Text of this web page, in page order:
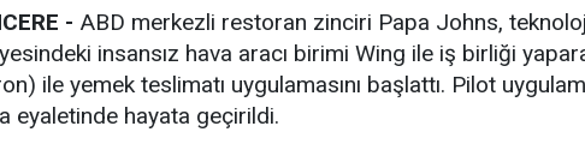
- ABD merkezli restoran zinciri Papa Johns,
insansız hava aracı birimi Wing ile iş birliği
ile yemek teslimatı uygulamasını başlattı. Pilot
eyaletinde hayata geçirildi.